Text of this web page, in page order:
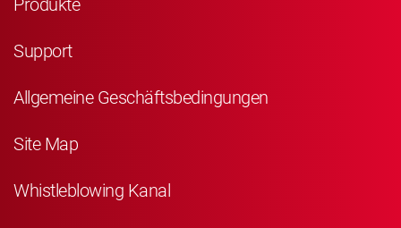
Support
Allgemeine Geschäftsbedingungen
Site Map
Whistleblowing Kanal